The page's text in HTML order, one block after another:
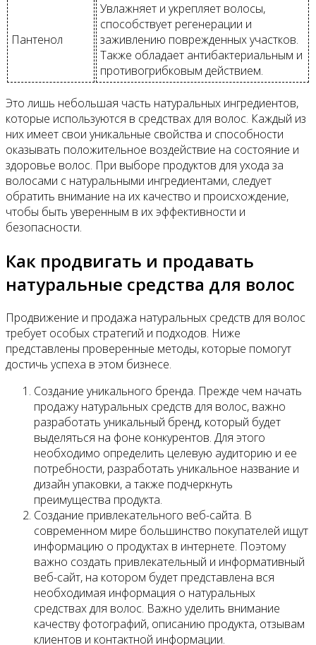
Пантенол
Увлажняет и укрепляет волосы,
способствует регенерации и
заживлению поврежденных участков.
Также обладает антибактериальным и
противогрибковым действием.
Это лишь небольшая часть натуральных ингредиентов,
которые используются в средствах для волос. Каждый из
них имеет свои уникальные свойства и способности
оказывать положительное воздействие на состояние и
здоровье волос. При выборе продуктов для ухода за
волосами с натуральными ингредиентами, следует
обратить внимание на их качество и происхождение,
чтобы быть уверенным в их эффективности и
безопасности.
Как продвигать и продавать
натуральные средства для волос
Продвижение и продажа натуральных средств для волос
требует особых стратегий и подходов. Ниже
представлены проверенные методы, которые помогут
достичь успеха в этом бизнесе.
Создание уникального бренда. Прежде чем начать
продажу натуральных средств для волос, важно
разработать уникальный бренд, который будет
выделяться на фоне конкурентов. Для этого
необходимо определить целевую аудиторию и ее
потребности, разработать уникальное название и
дизайн упаковки, а также подчеркнуть
преимущества продукта.
Создание привлекательного веб-сайта. В
современном мире большинство покупателей ищут
информацию о продуктах в интернете. Поэтому
важно создать привлекательный и информативный
веб-сайт, на котором будет представлена вся
необходимая информация о натуральных
средствах для волос. Важно уделить внимание
качеству фотографий, описанию продукта, отзывам
клиентов и контактной информации.